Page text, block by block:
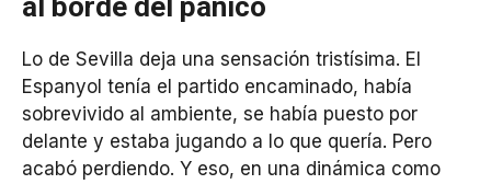
al borde del pánico
Lo de Sevilla deja una sensación tristísima. El
Espanyol tenía el partido encaminado, había
sobrevivido al ambiente, se había puesto por
delante y estaba jugando a lo que quería. Pero
acabó perdiendo. Y eso, en una dinámica como